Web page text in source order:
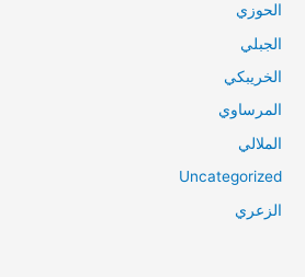
الحوزي
الجبلي
الخريبكي
المرساوي
الملالي
Uncategorized
الزعري